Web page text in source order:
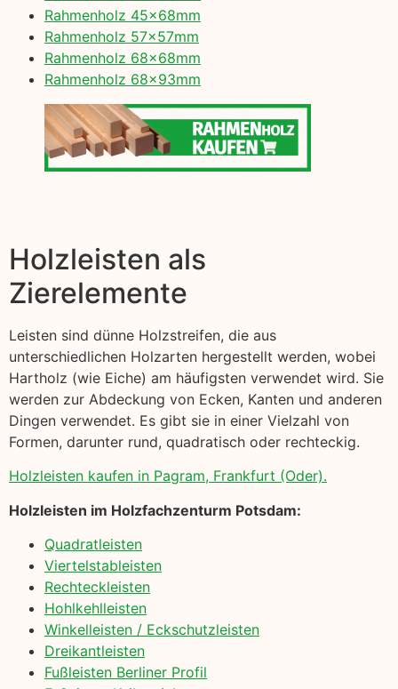
Rahmenholz 45x68mm
Rahmenholz 57x57mm
Rahmenholz 68x68mm
Rahmenholz 68x93mm
Holzleisten als
Zierelemente
Leisten sind dünne Holzstreifen, die aus
unterschiedlichen Holzarten hergestellt werden, wobei
Hartholz (wie Eiche) am häufigsten verwendet wird. Sie
werden zur Abdeckung von Ecken, Kanten und anderen
Dingen verwendet. Es gibt sie in einer Vielzahl von
Formen, darunter rund, quadratisch oder rechteckig.
Holzleisten kaufen in Pagram, Frankfurt (Oder).
Holzleisten im Holzfachzenturm Potsdam:
Quadratleisten
Viertelstableisten
Rechteckleisten
Hohlkehlleisten
Winkelleisten / Eckschutzleisten
Dreikantleisten
Fußleisten Berliner Profil